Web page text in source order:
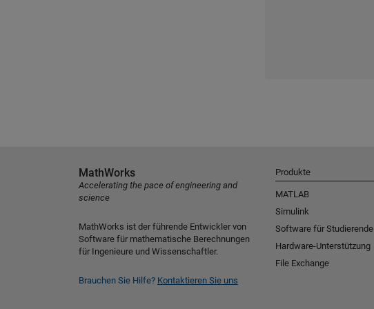
MathWorks
Accelerating the pace of engineering and
science
MathWorks ist der führende Entwickler von
Software für mathematische Berechnungen
für Ingenieure und Wissenschaftler.
Brauchen Sie Hilfe? Kontaktieren Sie uns
Produkte
MATLAB
Simulink
Software für Studierende
Hardware-Unterstützung
File Exchange